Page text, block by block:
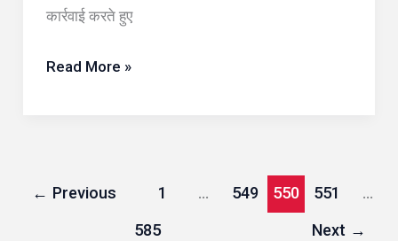
कार्रवाई करते हुए
गिरफ्तार
Read More »
← Previous 1 … 549 550 551 …
585 Next →